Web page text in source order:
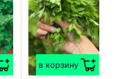
в корзину